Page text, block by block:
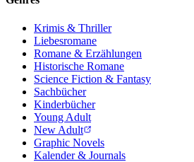
Krimis & Thriller
Liebesromane
Romane & Erzählungen
Historische Romane
Science Fiction & Fantasy
Sachbücher
Kinderbücher
Young Adult
New Adult
Graphic Novels
Kalender & Journals